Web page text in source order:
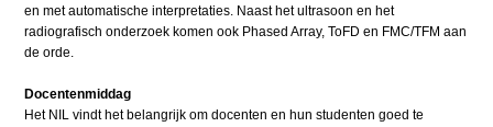
en met automatische interpretaties. Naast het ultrasoon en het
radiografisch onderzoek komen ook Phased Array, ToFD en FMC/TFM aan
de orde.
Docentenmiddag
Het NIL vindt het belangrijk om docenten en hun studenten goed te